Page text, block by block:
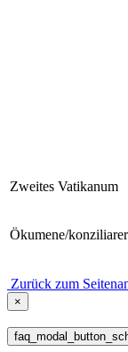
Zweites Vatikanum
Ökumene/
Zurück zum
×